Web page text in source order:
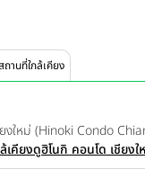
ถานที่ใกล้เคียง
งใหม่ (Hinoki Condo
เคียงดูฮิโนกิ คอนโด เชียง